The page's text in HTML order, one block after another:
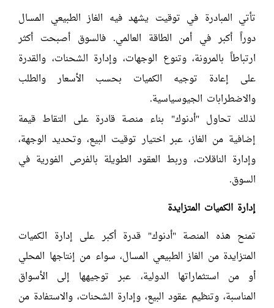
تأتي المبادرة في توقيت يشهد فيه الغاز الطبيعي المسال
دوراً أكبر في أمن الطاقة العالمي. فالسوق أصبحت أكثر
ارتباطاً بالمرونة، وتنوع الوجهات، وإدارة الشحنات، والقدرة
على إعادة توجيه الكميات بحسب الأسعار والطلب
والاضطرابات الجيوسياسية.
لذلك تحاول "أدنوك" بناء منصة قادرة على التقاط قيمة
إضافية من الغاز، عبر اختيار توقيت البيع، وتحديد الوجهة،
وإدارة الناقلات، وربط العقود الطويلة بالفرص الفورية في
السوق.
إدارة الكميات المتزايدة
تمنح هذه المنصة "أدنوك" قدرة أكبر على إدارة الكميات
المتزايدة من الغاز الطبيعي المسال، سواء من إنتاجها المحلي
أو من استثماراتها الدولية، عبر توجيهها إلى الأسواق
المناسبة، وتنظيم عقود البيع، وإدارة الشحنات، والاستفادة من